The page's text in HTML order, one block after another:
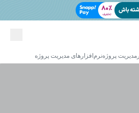
مدیریت پروژهنرم‌افزارهای مدیریت پروژه